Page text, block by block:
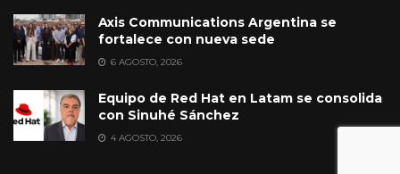
Axis Communications Argentina se
fortalece con nueva sede
6 AGOSTO, 2026
Equipo de Red Hat en Latam se consolida
con Sinuhé Sánchez
4 AGOSTO, 2026